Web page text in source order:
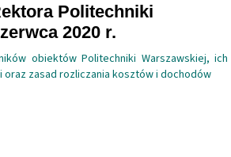
Politechniki
2020 r.
obiektów Politechniki Warszawskiej, ich
zasad rozliczania kosztów i dochodów